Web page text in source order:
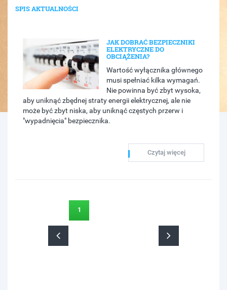
SPIS AKTUALNOŚCI
JAK DOBRAĆ BEZPIECZNIKI
ELEKTRYCZNE DO
OBCIĄŻENIA?
Wartość wyłącznika głównego
musi spełniać kilka wymagań.
Nie powinna być zbyt wysoka,
aby uniknąć zbędnej straty energii elektrycznej, ale nie
może być zbyt niska, aby uniknąć częstych przerw i
"wypadnięcia" bezpiecznika.
Czytaj więcej
1